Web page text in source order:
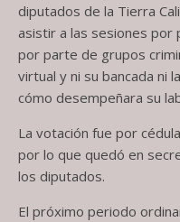
diputados de la Tierra
asistir a las sesiones por
por parte de grupos
virtual y ni su bancada ni
cómo desempeñara su
La votación fue por
por lo que quedó en
los diputados.
El próximo periodo